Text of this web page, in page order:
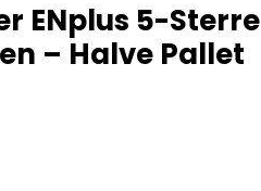
ENplus 5-Sterre
– Halve Pallet